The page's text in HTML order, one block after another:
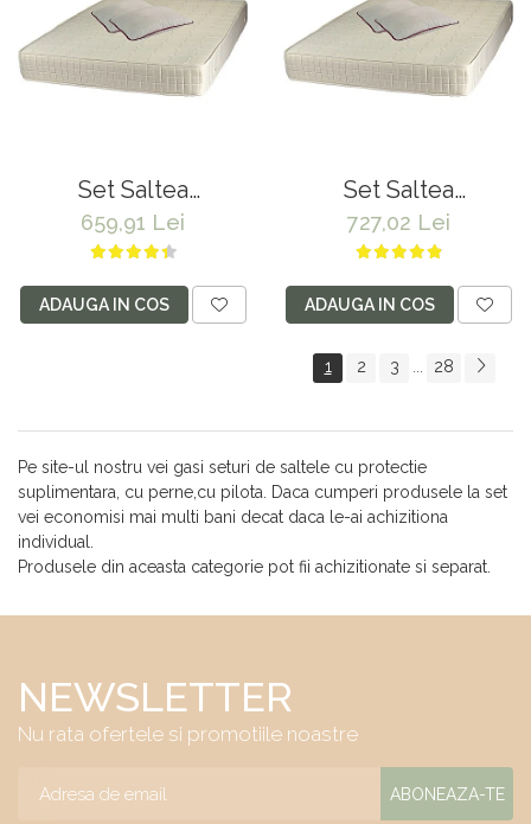
60°C
matlasate microfibra
50x70cm, lavabile la
60°C
Set Saltea
ortopedica, tip relaxa,
Dafin Lux Ortopedic,
fermitate medie, cu
plasa de arcuri tip
plus 2 perne
matlasate microfibra
50x70cm, lavabile la
60°C
659,91 Lei
ADAUGA IN COS
Set Saltea
ortopedica, tip relaxa,
Dafin Lux Ortopedic,
fermitate medie, cu
plasa de arcuri tip
Bonell, fata vara-iarna,
sistem de aerisire cu
plus 2 perne
matlasate microfibra
50x70cm, lavabile la
60°C
727,02 Lei
ADAUGA IN COS
1 2 3 ... 28
Pe site-ul nostru vei gasi seturi de saltele cu protectie
suplimentara, cu perne,cu pilota. Daca cumperi produsele la set
vei economisi mai multi bani decat daca le-ai achizitiona
individual.
Produsele din aceasta categorie pot fii achizitionate si separat.
NEWSLETTER
Nu rata ofertele si promotiile noastre